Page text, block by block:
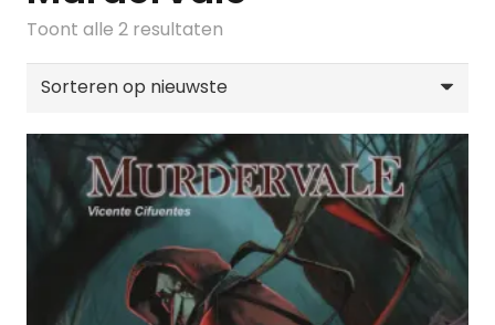
Toont alle 2 resultaten
op
nieuwste